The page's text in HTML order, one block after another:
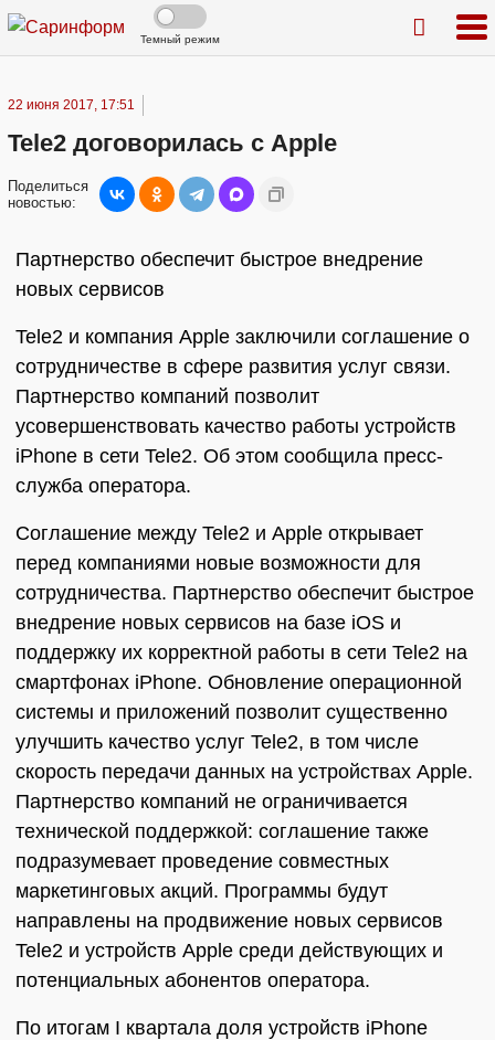
Темный режим
22 июня 2017, 17:51
Tele2 договорилась с Apple
Поделиться
новостью:
Партнерство обеспечит быстрое внедрение
новых сервисов
Tele2 и компания Apple заключили соглашение о
сотрудничестве в сфере развития услуг связи.
Партнерство компаний позволит
усовершенствовать качество работы устройств
iPhone в сети Tele2. Об этом сообщила пресс-
служба оператора.
Соглашение между Tele2 и Apple открывает
перед компаниями новые возможности для
сотрудничества. Партнерство обеспечит быстрое
внедрение новых сервисов на базе iOS и
поддержку их корректной работы в сети Tele2 на
смартфонах iPhone. Обновление операционной
системы и приложений позволит существенно
улучшить качество услуг Tele2, в том числе
скорость передачи данных на устройствах Apple.
Партнерство компаний не ограничивается
технической поддержкой: соглашение также
подразумевает проведение совместных
маркетинговых акций. Программы будут
направлены на продвижение новых сервисов
Tele2 и устройств Apple среди действующих и
потенциальных абонентов оператора.
По итогам I квартала доля устройств iPhone